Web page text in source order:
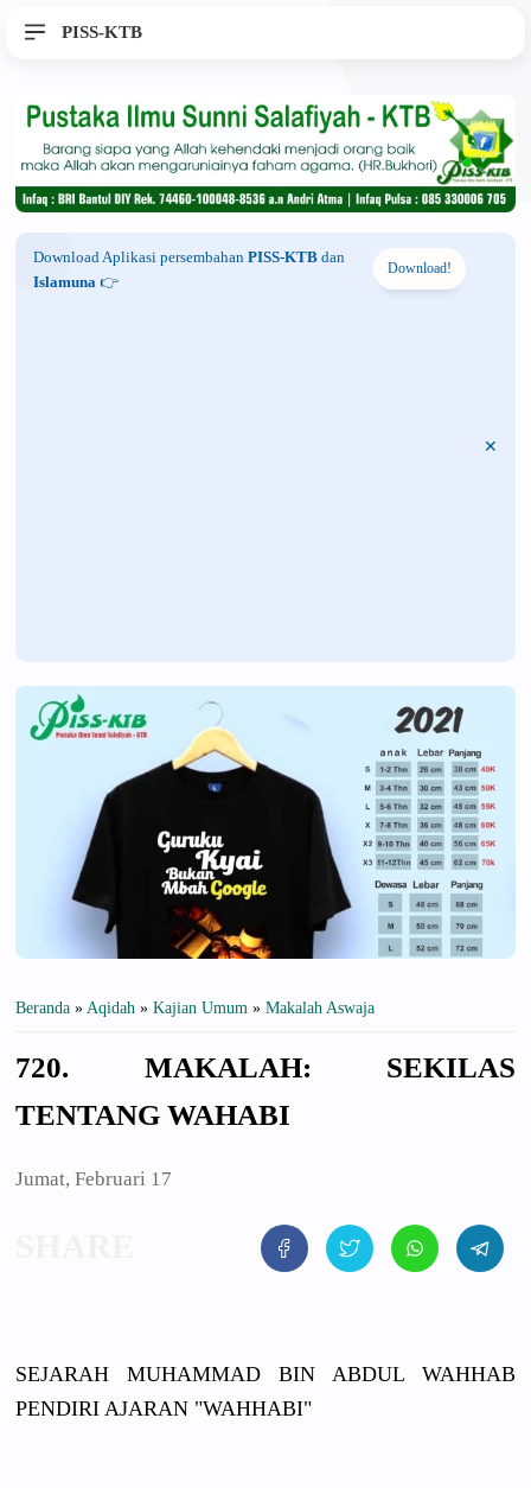
PISS-KTB
Download Aplikasi persembahan PISS-KTB dan
Islamuna 👉
Download!
Beranda » Aqidah » Kajian Umum » Makalah Aswaja
720. MAKALAH: SEKILAS
TENTANG WAHABI
Jumat, Februari 17
SEJARAH MUHAMMAD BIN ABDUL WAHHAB
PENDIRI AJARAN "WAHHABI"